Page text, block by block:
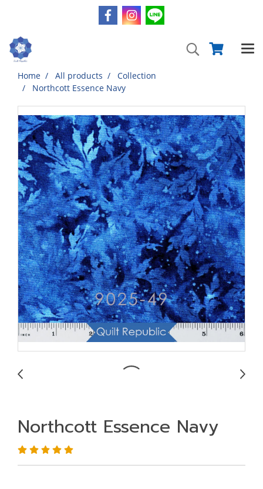
Home All products
Collection
Northcott Essence Navy
Northcott Essence Navy